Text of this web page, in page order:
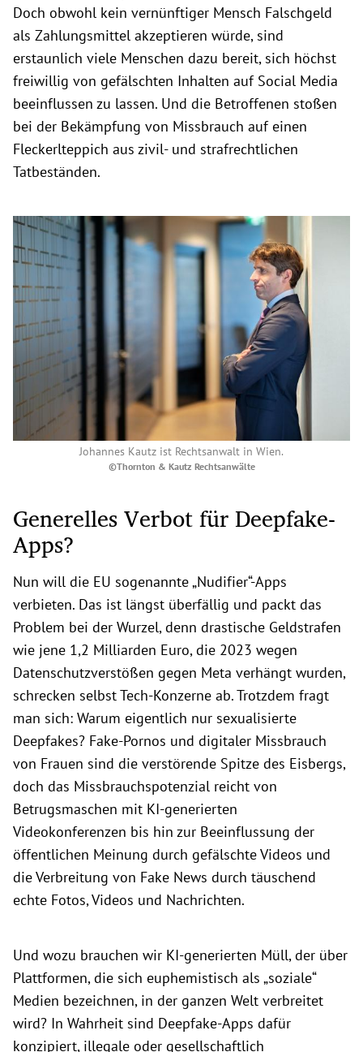
Doch obwohl kein vernünftiger Mensch Falschgeld
als Zahlungsmittel akzeptieren würde, sind
erstaunlich viele Menschen dazu bereit, sich höchst
freiwillig von gefälschten Inhalten auf Social Media
beeinflussen zu lassen. Und die Betroffenen stoßen
bei der Bekämpfung von Missbrauch auf einen
Fleckerlteppich aus zivil- und strafrechtlichen
Tatbeständen.
Johannes Kautz ist Rechtsanwalt in Wien.
©Thornton & Kautz Rechtsanwälte
Generelles Verbot für Deepfake-
Apps?
Nun will die EU sogenannte „Nudifier“-Apps
verbieten. Das ist längst überfällig und packt das
Problem bei der Wurzel, denn drastische Geldstrafen
wie jene 1,2 Milliarden Euro, die 2023 wegen
Datenschutzverstößen gegen Meta verhängt wurden,
schrecken selbst Tech-Konzerne ab. Trotzdem fragt
man sich: Warum eigentlich nur sexualisierte
Deepfakes? Fake-Pornos und digitaler Missbrauch
von Frauen sind die verstörende Spitze des Eisbergs,
doch das Missbrauchspotenzial reicht von
Betrugsmaschen mit KI-generierten
Videokonferenzen bis hin zur Beeinflussung der
öffentlichen Meinung durch gefälschte Videos und
die Verbreitung von Fake News durch täuschend
echte Fotos, Videos und Nachrichten.
Und wozu brauchen wir KI-generierten Müll, der über
Plattformen, die sich euphemistisch als „soziale“
Medien bezeichnen, in der ganzen Welt verbreitet
wird? In Wahrheit sind Deepfake-Apps dafür
konzipiert, illegale oder gesellschaftlich